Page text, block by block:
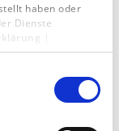
haben oder
Dienste